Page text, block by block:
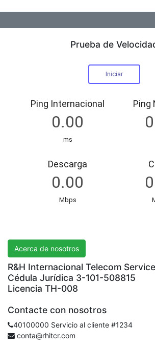
Prueba de
Acerca de nosotros
R&H Internacional Telecom
Cédula Jurídica 3-101-508815
Licencia TH-008
Contacte con nosotros
40100000 Servicio al cliente #1234
conta@rhitcr.com